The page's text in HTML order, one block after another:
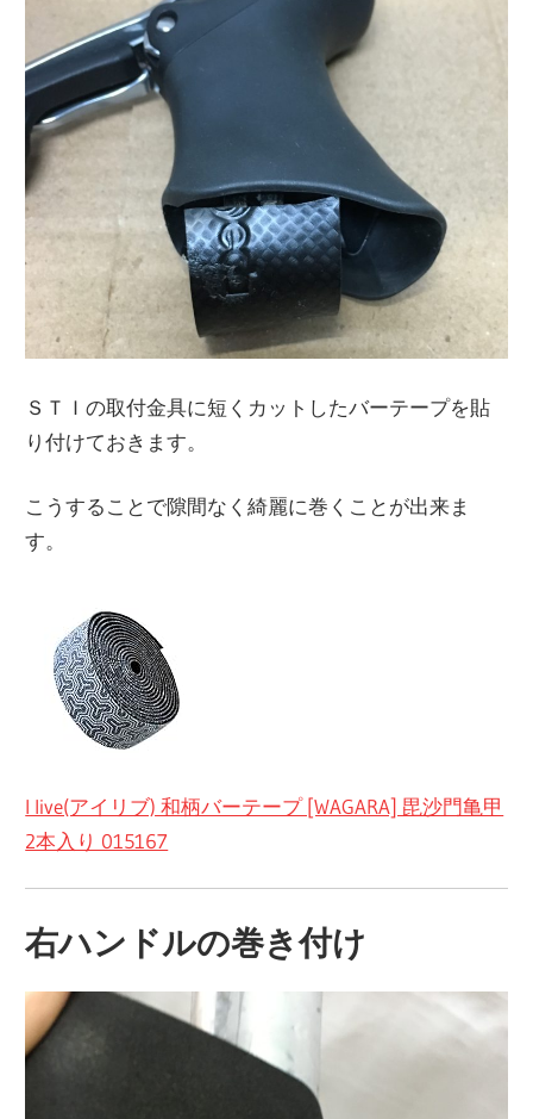
ＳＴＩの取付金具に短くカットしたバーテープを貼
り付けておきます。
こうすることで隙間なく綺麗に巻くことが出来ま
す。
I live(アイリブ) 和柄バーテープ [WAGARA] 毘沙門亀甲
2本入り 015167
右ハンドルの巻き付け